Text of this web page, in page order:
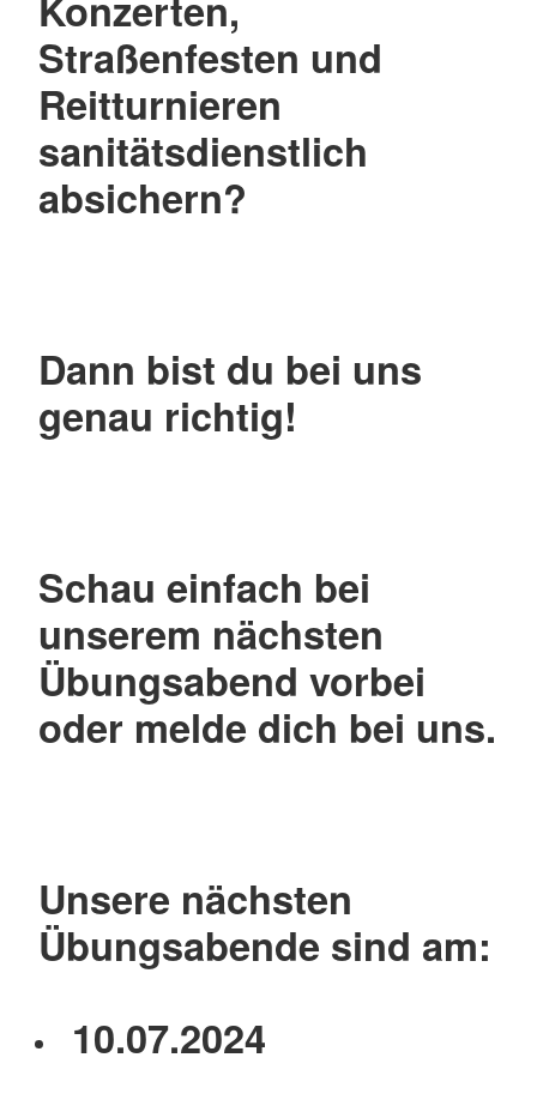
Straßenfesten und
Reitturnieren
sanitätsdienstlich
absichern?
Dann bist du bei uns
genau richtig!
Schau einfach bei
unserem nächsten
Übungsabend vorbei
oder melde dich bei uns.
Unsere nächsten
Übungsabende sind am:
10.07.2024